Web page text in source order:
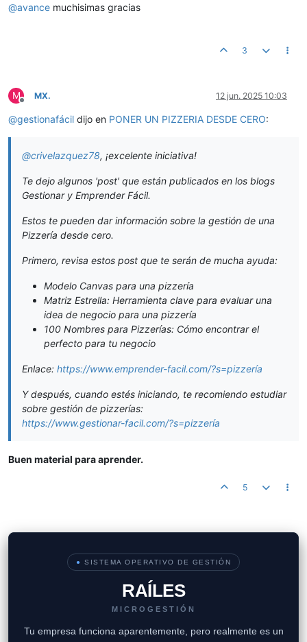
@avance muchisimas gracias
3
M
Desconectado
MX. 12 jun. 2025 10:03
@gestionafácil dijo en PONER UN PIZZERIA DESDE CERO:
@crivelazquez78, ¡excelente iniciativa!
Te dejo algunos 'post' que están publicados en los blogs
Gestionar y Emprender Fácil.
Estos te pueden dar información sobre la gestión de una
Pizzería desde cero.
Primero, revisa estos post que te serán de mucha ayuda:
Modelo Canvas para una pizzería
Matriz Estrella: Herramienta clave para evaluar una
idea de negocio para una pizzería
100 Nombres para Pizzerías: Cómo encontrar el
perfecto para tu negocio
Enlace: https://www.emprender-facil.com/?s=pizzería
Y después, cuando estés iniciando, te recomiendo estudiar
sobre gestión de pizzerías:
https://www.gestionar-facil.com/?s=pizzería
Buen material para aprender.
5
● SISTEMA OPERATIVO DE GESTIÓN
RAÍLES
MICROGESTIÓN
Tu empresa funciona aparentemente, pero realmente es un